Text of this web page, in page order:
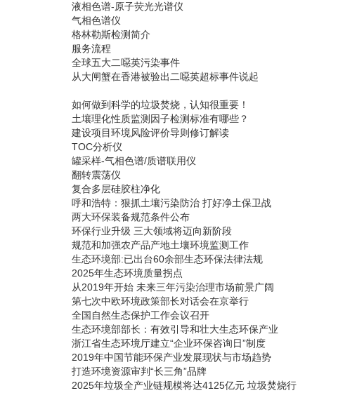
液相色谱-原子荧光光谱仪
气相色谱仪
格林勒斯检测简介
服务流程
全球五大二噁英污染事件
从大闸蟹在香港被验出二噁英超标事件说起
如何做到科学的垃圾焚烧，认知很重要！
土壤理化性质监测因子检测标准有哪些？
建设项目环境风险评价导则修订解读
TOC分析仪
罐采样-气相色谱/质谱联用仪
翻转震荡仪
复合多层硅胶柱净化
呼和浩特：狠抓土壤污染防治 打好净土保卫战
两大环保装备规范条件公布
环保行业升级 三大领域将迈向新阶段
规范和加强农产品产地土壤环境监测工作
生态环境部:已出台60余部生态环保法律法规
2025年生态环境质量拐点
从2019年开始 未来三年污染治理市场前景广阔
第七次中欧环境政策部长对话会在京举行
全国自然生态保护工作会议召开
生态环境部部长：有效引导和壮大生态环保产业
浙江省生态环境厅建立“企业环保咨询日”制度
2019年中国节能环保产业发展现状与市场趋势
打造环境资源审判“长三角”品牌
2025年垃圾全产业链规模将达4125亿元 垃圾焚烧行